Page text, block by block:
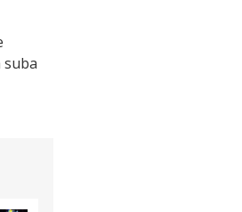
suba